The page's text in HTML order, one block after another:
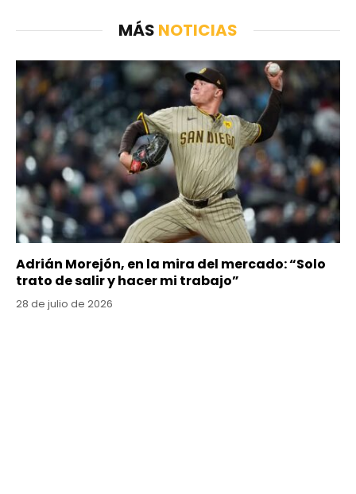
MÁS NOTICIAS
Adrián Morejón, en la mira del mercado: “Solo
trato de salir y hacer mi trabajo”
28 de julio de 2026